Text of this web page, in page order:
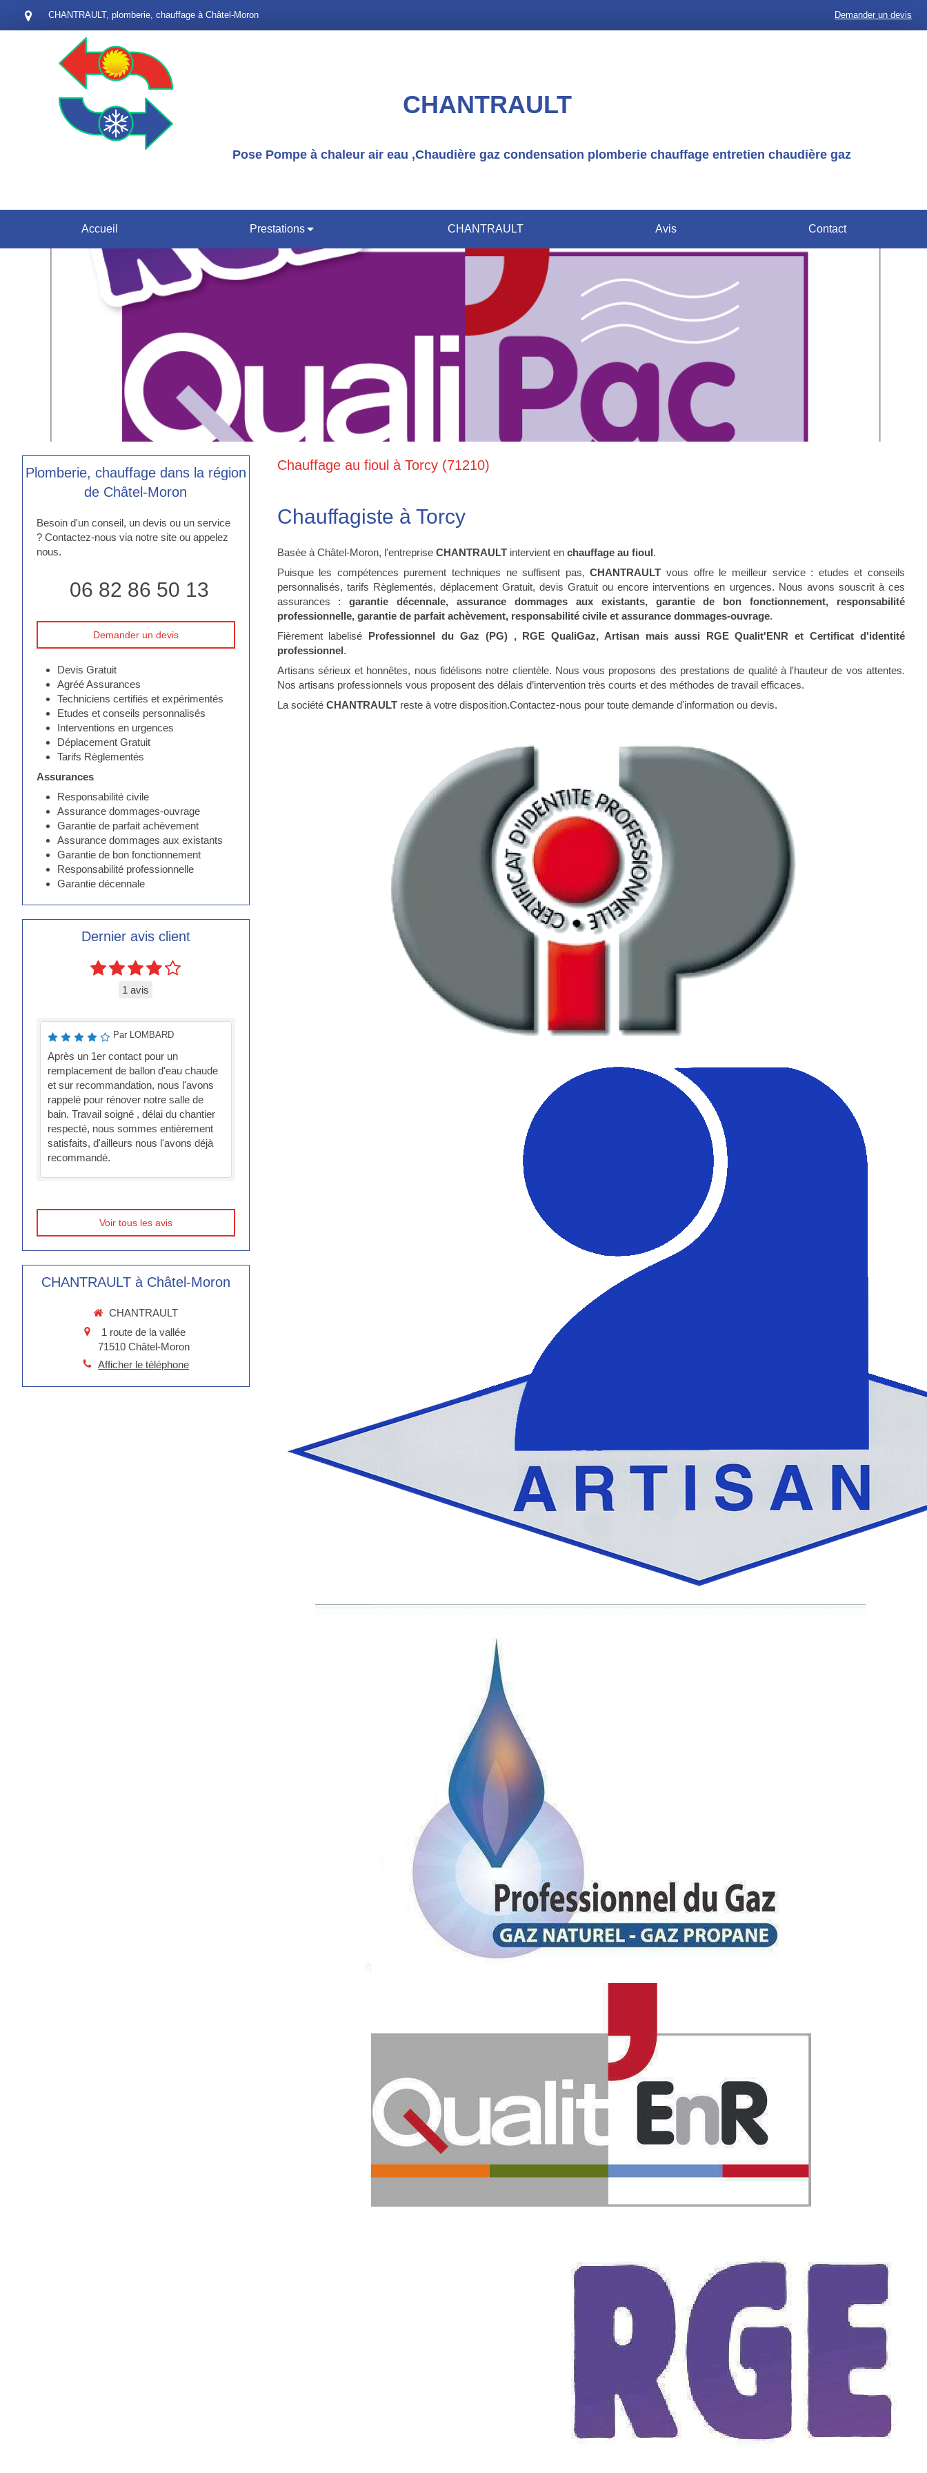
CHANTRAULT, plomberie, chauffage à Châtel-Moron Demander un devis
CHANTRAULT
Pose Pompe à chaleur air eau ,Chaudière gaz condensation plomberie chauffage entretien chaudière gaz
Accueil Prestations CHANTRAULT Avis Contact
Chauffage au fioul à Torcy (71210)
Chauffagiste à Torcy
Basée à Châtel-Moron, l'entreprise CHANTRAULTintervient en chauffage au fioul.
Puisque les compétences purement techniques ne suffisent pas,CHANTRAULT vous offre le meilleur service : etudes et conseils
personnalisés, tarifs Règlementés, déplacement Gratuit, devis Gratuit ou encore interventions en urgences. Nous avons souscrit à ces
assurances :garantie décennale, assurance dommages aux existants, garantie de bon fonctionnement, responsabilité
professionnelle, garantie de parfait achèvement, responsabilité civile et assurance dommages-ouvrage.
Fièrement labelisé Professionnel du Gaz (PG) , RGE QualiGaz, Artisan mais aussi RGE Qualit'ENR et Certificat d'identité
professionnel.
Artisans sérieux et honnêtes, nous fidélisons notre clientèle. Nous vous proposons des prestations de qualité à l'hauteur de vos attentes.
Nos artisans professionnels vous proposent des délais d’intervention très courts et des méthodes de travail efficaces.
La société CHANTRAULTreste à votre disposition.Contactez-nous pour toute demande d'information ou devis.
Plomberie, chauffage dans la région
de Châtel-Moron
Besoin d'un conseil, un devis ou un service
? Contactez-nous via notre site ou appelez
nous.
06 82 86 50 13
Demander un devis
Devis Gratuit
Agréé Assurances
Techniciens certifiés et expérimentés
Etudes et conseils personnalisés
Interventions en urgences
Déplacement Gratuit
Tarifs Règlementés
Assurances
Responsabilité civile
Assurance dommages-ouvrage
Garantie de parfait achèvement
Assurance dommages aux existants
Garantie de bon fonctionnement
Responsabilité professionnelle
Garantie décennale
Dernier avis client
1 avis
Par LOMBARD
Après un 1er contact pour un
remplacement de ballon d'eau chaude
et sur recommandation, nous l'avons
rappelé pour rénover notre salle de
bain. Travail soigné , délai du chantier
respecté, nous sommes entièrement
satisfaits, d'ailleurs nous l'avons déjà
recommandé.
Voir tous les avis
CHANTRAULT à Châtel-Moron
CHANTRAULT
1 route de la vallée
71510 Châtel-Moron
Afficher le téléphone